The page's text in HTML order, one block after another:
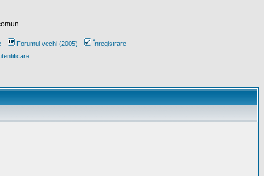
Forumul vechi (2005)
Înregistrare